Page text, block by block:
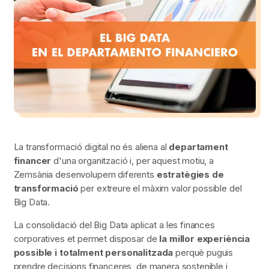
La transformació digital no és aliena al departament
financer d'una organització i, per aquest motiu, a
Zemsània desenvolupem diferents estratègies de
transformació per extreure el màxim valor possible del
Big Data.
La consolidació del Big Data aplicat a les finances
corporatives et permet disposar de la millor experiència
possible i totalment personalitzada perquè puguis
prendre decisions financeres, de manera sostenible i